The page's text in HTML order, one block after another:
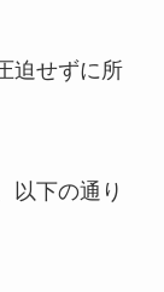
迫せずに所
以下の通り